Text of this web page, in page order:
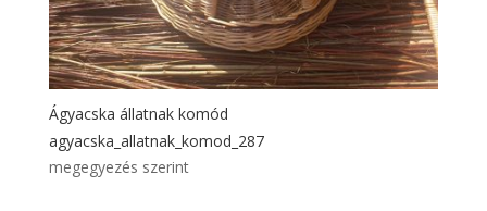
Ágyacska állatnak komód
agyacska_allatnak_komod_287
megegyezés szerint